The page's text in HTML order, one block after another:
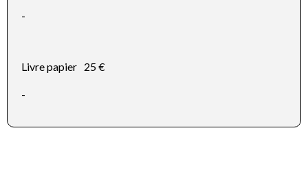
-
Livre papier 25 €
-